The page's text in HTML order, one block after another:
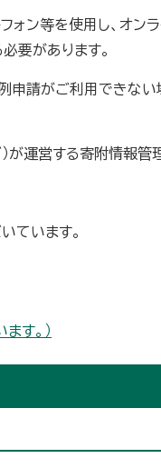
ォン等を使用し、オン
要があります。
申請がご利用できない
運営する寄附情報管理
ています。
す。）